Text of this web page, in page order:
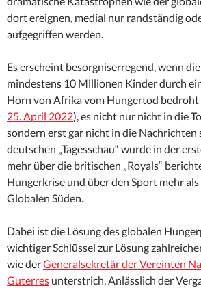
dort ereignen, medial nur randständig
aufgegriffen werden.
Es erscheint besorgniserregend, wenn
mindestens 10 Millionen Kinder durch
Horn von Afrika vom Hungertod bedroht
25. April 2022), es nicht nur nicht in die
sondern erst gar nicht in die Nachrichten
deutschen „Tagesschau“ wurde in der
mehr über die britischen „Royals“
Hungerkrise und über den Sport mehr
Globalen Süden.
Dabei ist die Lösung des globalen
wichtiger Schlüssel zur Lösung
wie derGeneralsekretär der Vereinten
Guterres unterstrich. Anlässlich der